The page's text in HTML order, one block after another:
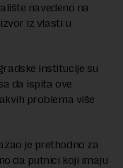
navedeno na
iz vlasti u
institucije su
da ispita ove
problema više
je prethodno za
da putnici koji imaju